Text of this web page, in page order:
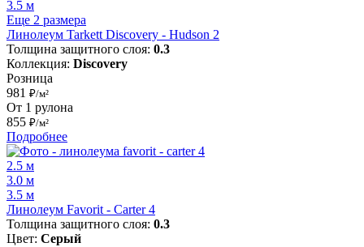
3.5 м
Еще 2 размера
Линолеум Tarkett Discovery - Hudson 2
Толщина защитного слоя: 0.3
Коллекция: Discovery
Розница
981 ₽/м²
От 1 рулона
855 ₽/м²
Подробнее
2.5 м
3.0 м
3.5 м
Линолеум Favorit - Carter 4
Толщина защитного слоя: 0.3
Цвет: Серый